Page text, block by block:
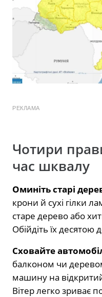
РЕКЛАМА
Чотири
час шквалу
Оминіть старі
крони й сухі гілки
старе дерево або
Обійдіть їх
Сховайте
балконом чи
машину на
Вітер легко зриває